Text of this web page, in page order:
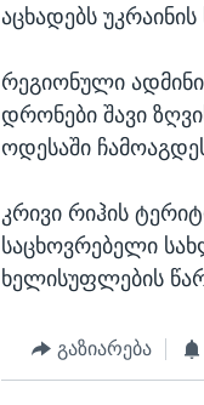
აცხადებს
რეგიონული
დრონები შავი
ოდესაში
კრივი რიჰის
საცხოვრებელი
ხელისუფლების
გაზიარება